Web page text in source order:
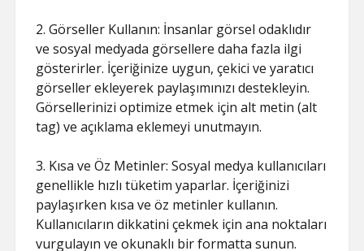
2. Görseller Kullanın: İnsanlar görsel odaklıdır
ve sosyal medyada görsellere daha fazla ilgi
gösterirler. İçeriğinize uygun, çekici ve yaratıcı
görseller ekleyerek paylaşımınızı destekleyin.
Görsellerinizi optimize etmek için alt metin (alt
tag) ve açıklama eklemeyi unutmayın.
3. Kısa ve Öz Metinler: Sosyal medya kullanıcıları
genellikle hızlı tüketim yaparlar. İçeriğinizi
paylaşırken kısa ve öz metinler kullanın.
Kullanıcıların dikkatini çekmek için ana noktaları
vurgulayın ve okunaklı bir formatta sunun.